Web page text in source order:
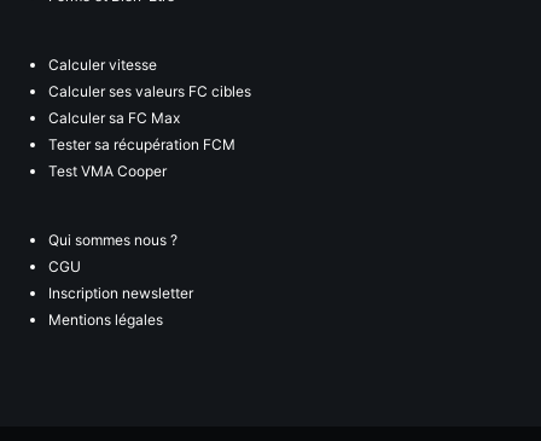
Calculer vitesse
Calculer ses valeurs FC cibles
Calculer sa FC Max
Tester sa récupération FCM
Test VMA Cooper
Qui sommes nous ?
CGU
Inscription newsletter
Mentions légales